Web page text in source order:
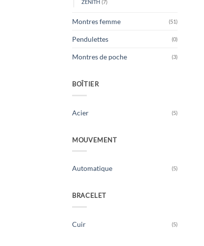
ZENITH (7)
Montres femme (51)
Pendulettes (0)
Montres de poche (3)
BOÎTIER
Acier (5)
MOUVEMENT
Automatique (5)
BRACELET
Cuir (5)